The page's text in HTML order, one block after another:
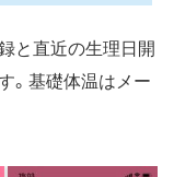
と直近の生理日開
。基礎体温はメー